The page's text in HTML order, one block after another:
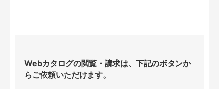
Webカタログの閲覧・請求は、下記のボタンか
らご依頼いただけます。